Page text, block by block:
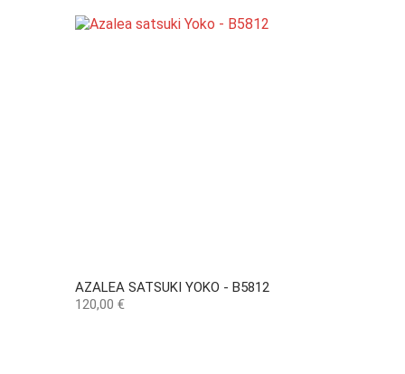
AZALEA SATSUKI YOKO - B5812
Preço
120,00 €